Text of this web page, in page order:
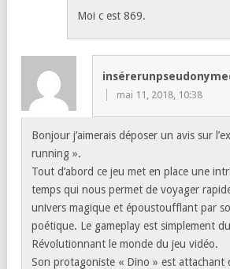
Moi c est 869.
mai 11, 2018, 10:38
Bonjour j’aimerais déposer un avis sur
running ».
Tout d’abord ce jeu met en place une
temps qui nous permet de voyager
univers magique et époustoufflant par
poétique. Le gameplay est simplement
Révolutionnant le monde du jeu vidéo.
Son protagoniste « Dino » est attachant